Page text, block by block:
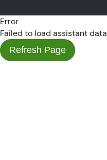
Error
Failed to load assistant data
Refresh Page